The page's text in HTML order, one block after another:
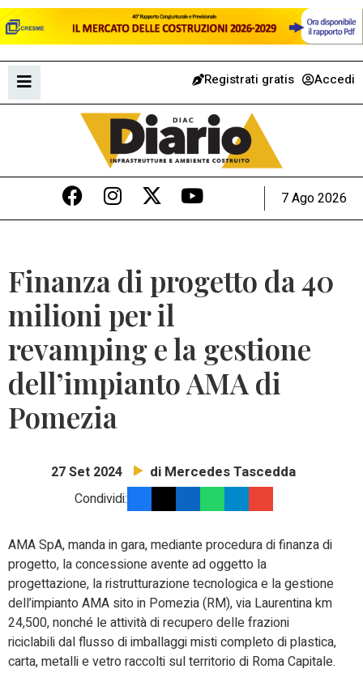
Registrati gratis Accedi
7 Ago 2026
Finanza di progetto da 40
milioni per il
revamping e la gestione
dell’impianto AMA di
Pomezia
27 Set 2024 di Mercedes Tascedda
Condividi:
AMA SpA, manda in gara, mediante procedura di finanza di
progetto, la concessione avente ad oggetto la
progettazione, la ristrutturazione tecnologica e la gestione
dell’impianto AMA sito in Pomezia (RM), via Laurentina km
24,500, nonché le attività di recupero delle frazioni
riciclabili dal flusso di imballaggi misti completo di plastica,
carta, metalli e vetro raccolti sul territorio di Roma Capitale.